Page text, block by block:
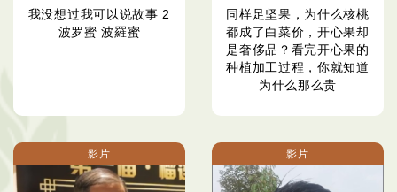
我没想过我可以说故事 2
波罗蜜 波羅蜜
同样足坚果，为什么核桃
都成了白菜价，开心果却
是奢侈品？看完开心果的
种植加工过程，你就知道
为什么那么贵
影片 影片